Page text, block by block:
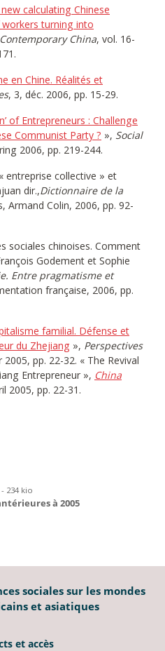
calculating Chinese
turning into
China, vol. 16-
en Chine. Réalités et
, 3, déc. 2006, pp. 15-29.
of Entrepreneurs : Challenge
Communist Party ? », Social
2006, pp. 219-244.
entreprise collective » et
dir.,Dictionnaire de la
Armand Colin, 2006, pp. 92-
sociales chinoises. Comment
Godement et Sophie
Entre pragmatisme et
française, 2006, pp.
familial. Défense et
du Zhejiang », Perspectives
pp. 22-32. « The Revival
Entrepreneur », China
2005, pp. 22-31.
- 234 kio
à 2005
sociales sur les mondes
et asiatiques
et accès